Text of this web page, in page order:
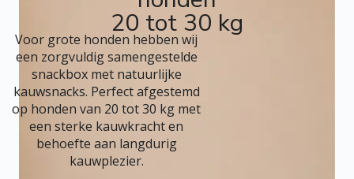
20 tot 30 kg
Voor grote honden hebben wij
een zorgvuldig samengestelde
snackbox met natuurlijke
kauwsnacks. Perfect afgestemd
op honden van 20 tot 30 kg met
een sterke kauwkracht en
behoefte aan langdurig
kauwplezier.